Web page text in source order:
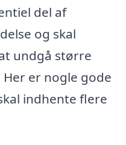
del af
og skal
undgå større
er nogle gode
indhente flere